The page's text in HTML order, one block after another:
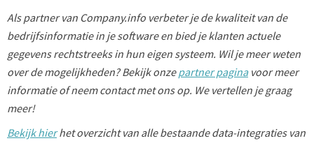
Als partner van Company.info verbeter je de kwaliteit van de
bedrijfsinformatie in je software en bied je klanten actuele
gegevens rechtstreeks in hun eigen systeem. Wil je meer weten
over de mogelijkheden? Bekijk onzepartner paginavoor meer
informatie of neem contact met ons op. We vertellen je graag
meer!
Bekijk hierhet overzicht van alle bestaande data-integraties van